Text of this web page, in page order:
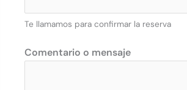
e
n
t
a
Te llamamos para confirmar la reserva
Comentario o mensaje